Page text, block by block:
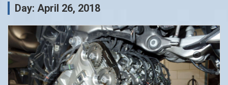
Day: April 26, 2018